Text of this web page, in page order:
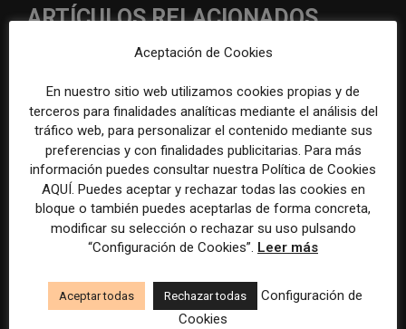
ARTÍCULOS RELACIONADOS
AP actualiza sus normas
sobre inteligencia artificial
para reforzar el control
humano en la redacción
Los mercados de predicción
dan el salto a los medios con
una plataforma de noticias y
análisis
Aceptación de Cookies
En nuestro sitio web utilizamos cookies propias y de
terceros para finalidades analíticas mediante el análisis del
tráfico web, para personalizar el contenido mediante sus
preferencias y con finalidades publicitarias. Para más
información puedes consultar nuestra Política de Cookies
AQUÍ. Puedes aceptar y rechazar todas las cookies en
bloque o también puedes aceptarlas de forma concreta,
modificar su selección o rechazar su uso pulsando
“Configuración de Cookies”. Leer más
Aceptar todas Rechazar todas
Configuración de
Cookies